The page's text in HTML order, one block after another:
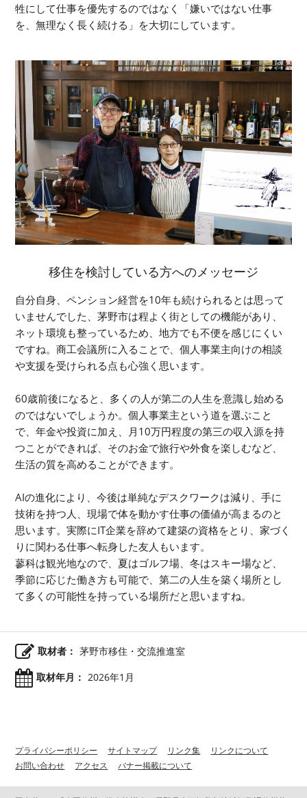
牲にして仕事を優先するのではなく「嫌いではない仕事
を、無理なく長く続ける」を大切にしています。
移住を検討している方へのメッセージ
自分自身、ペンション経営を10年も続けられるとは思って
いませんでした、茅野市は程よく街としての機能があり、
ネット環境も整っているため、地方でも不便を感じにくい
ですね。商工会議所に入ることで、個人事業主向けの相談
や支援を受けられる点も心強く思います。
60歳前後になると、多くの人が第二の人生を意識し始める
のではないでしょうか。個人事業主という道を選ぶこと
で、年金や投資に加え、月10万円程度の第三の収入源を持
つことができれば、そのお金で旅行や外食を楽しむなど、
生活の質を高めることができます。
AIの進化により、今後は単純なデスクワークは減り、手に
技術を持つ人、現場で体を動かす仕事の価値が高まるのと
思います。実際にIT企業を辞めて建築の資格をとり、家づく
りに関わる仕事へ転身した友人もいます。
蓼科は観光地なので、夏はゴルフ場、冬はスキー場など、
季節に応じた働き方も可能で、第二の人生を築く場所とし
て多くの可能性を持っている場所だと思いますね。
取材者： 茅野市移住・交流推進室
取材年月： 2026年1月
プライバシーポリシー サイトマップ リンク集
リンクについて
お問い合わせ
アクセス バナー掲載について